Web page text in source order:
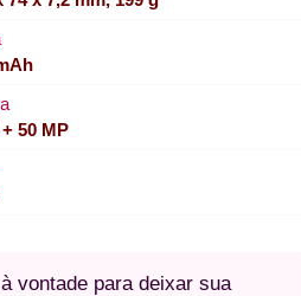
50 MP
vontade para deixar sua